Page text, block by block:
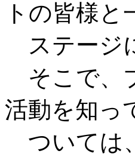
トの皆様と
ステージ
そこで、
活動を知っ
ついては